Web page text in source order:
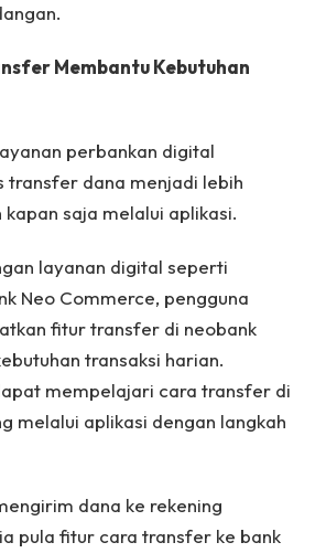
Membantu Kebutuhan
perbankan digital
transfer dana menjadi lebih
kapan saja melalui aplikasi.
layanan digital seperti
Neo Commerce, pengguna
fitur transfer di neobank
transaksi harian.
mempelajari cara transfer di
melalui aplikasi dengan langkah
dana ke rekening
pula fitur cara transfer ke bank